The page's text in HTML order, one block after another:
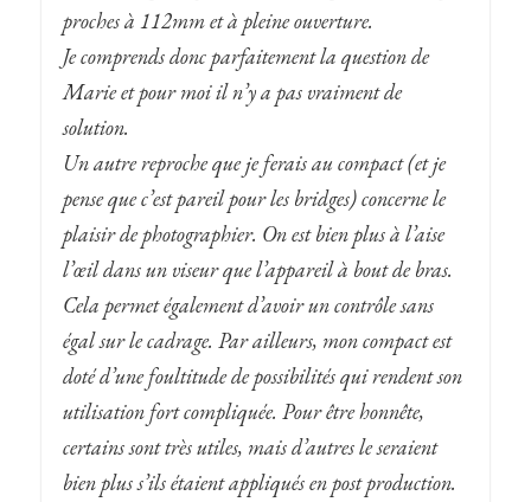
proches à 112mm et à pleine ouverture.
Je comprends donc parfaitement la question de
Marie et pour moi il n’y a pas vraiment de
solution.
Un autre reproche que je ferais au compact (et je
pense que c’est pareil pour les bridges) concerne le
plaisir de photographier. On est bien plus à l’aise
l’œil dans un viseur que l’appareil à bout de bras.
Cela permet également d’avoir un contrôle sans
égal sur le cadrage. Par ailleurs, mon compact est
doté d’une foultitude de possibilités qui rendent son
utilisation fort compliquée. Pour être honnête,
certains sont très utiles, mais d’autres le seraient
bien plus s’ils étaient appliqués en post production.